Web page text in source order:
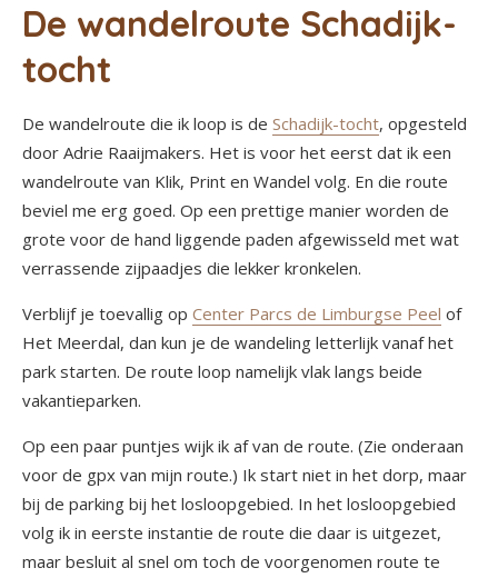
De wandelroute Schadijk-
tocht
De wandelroute die ik loop is de Schadijk-tocht, opgesteld
door Adrie Raaijmakers. Het is voor het eerst dat ik een
wandelroute van Klik, Print en Wandel volg. En die route
beviel me erg goed. Op een prettige manier worden de
grote voor de hand liggende paden afgewisseld met wat
verrassende zijpaadjes die lekker kronkelen.
Verblijf je toevallig op Center Parcs de Limburgse Peel of
Het Meerdal, dan kun je de wandeling letterlijk vanaf het
park starten. De route loop namelijk vlak langs beide
vakantieparken.
Op een paar puntjes wijk ik af van de route. (Zie onderaan
voor de gpx van mijn route.) Ik start niet in het dorp, maar
bij de parking bij het losloopgebied. In het losloopgebied
volg ik in eerste instantie de route die daar is uitgezet,
maar besluit al snel om toch de voorgenomen route te